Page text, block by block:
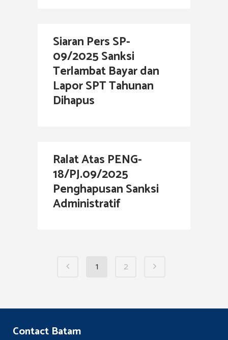
Siaran Pers SP-
09/2025 Sanksi
Terlambat Bayar dan
Lapor SPT Tahunan
Dihapus
Ralat Atas PENG-
18/PJ.09/2025
Penghapusan Sanksi
Administratif
1 2
Contact Batam